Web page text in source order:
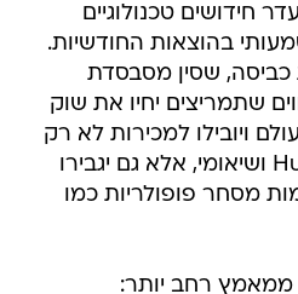
חידושים טכנולוגיים
בהוצאות החודשיות.
כביסה, שסין מסבסדת
שתמריצים יחיו את שוק
ויובילו למכירות לא רק
עבור מותגים כמו Huawei ושיאומי, אלא גם יגבירו
מסחר פופולריות כמו
ממאמץ רחב יותר: